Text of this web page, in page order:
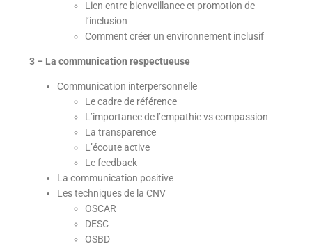
Lien entre bienveillance et promotion de
l’inclusion
Comment créer un environnement inclusif
3 – La communication respectueuse
Communication interpersonnelle
Le cadre de référence
L’importance de l’empathie vs compassion
La transparence
L’écoute active
Le feedback
La communication positive
Les techniques de la CNV
OSCAR
DESC
OSBD